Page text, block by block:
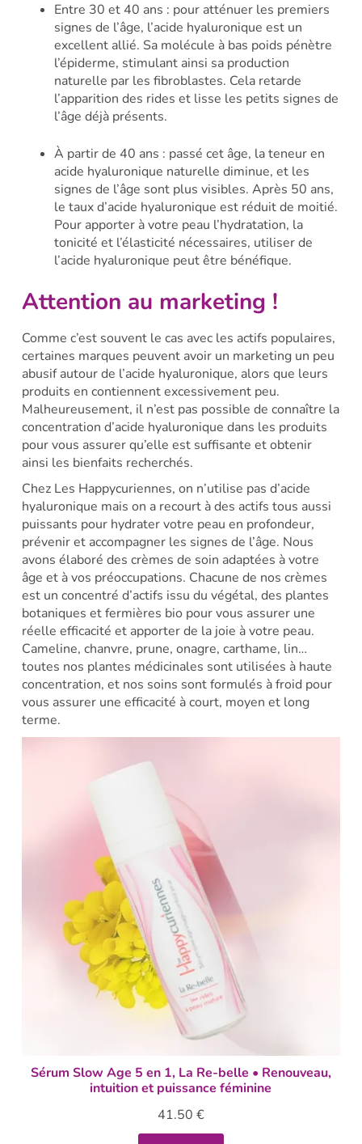
Entre 30 et 40 ans : pour atténuer les premiers
signes de l’âge, l’acide hyaluronique est un
excellent allié. Sa molécule à bas poids pénètre
l’épiderme, stimulant ainsi sa production
naturelle par les fibroblastes. Cela retarde
l’apparition des rides et lisse les petits signes de
l’âge déjà présents.
À partir de 40 ans : passé cet âge, la teneur en
acide hyaluronique naturelle diminue, et les
signes de l’âge sont plus visibles. Après 50 ans,
le taux d’acide hyaluronique est réduit de moitié.
Pour apporter à votre peau l’hydratation, la
tonicité et l’élasticité nécessaires, utiliser de
l’acide hyaluronique peut être bénéfique.
Attention au marketing !
Comme c’est souvent le cas avec les actifs populaires,
certaines marques peuvent avoir un marketing un peu
abusif autour de l’acide hyaluronique, alors que leurs
produits en contiennent excessivement peu.
Malheureusement, il n’est pas possible de connaître la
concentration d’acide hyaluronique dans les produits
pour vous assurer qu’elle est suffisante et obtenir
ainsi les bienfaits recherchés.
Chez Les Happycuriennes, on n’utilise pas d’acide
hyaluronique mais on a recourt à des actifs tous aussi
puissants pour hydrater votre peau en profondeur,
prévenir et accompagner les signes de l’âge. Nous
avons élaboré des crèmes de soin adaptées à votre
âge et à vos préoccupations. Chacune de nos crèmes
est un concentré d’actifs issu du végétal, des plantes
botaniques et fermières bio pour vous assurer une
réelle efficacité et apporter de la joie à votre peau.
Cameline, chanvre, prune, onagre, carthame, lin…
toutes nos plantes médicinales sont utilisées à haute
concentration, et nos soins sont formulés à froid pour
vous assurer une efficacité à court, moyen et long
terme.
Sérum Slow Age 5 en 1, La Re-belle • Renouveau,
intuition et puissance féminine
41.50 €